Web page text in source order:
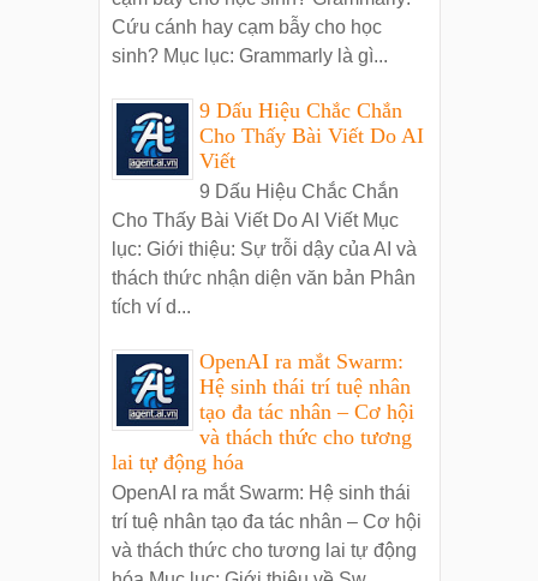
Cứu cánh hay cạm bẫy cho học
sinh? Mục lục: Grammarly là gì...
9 Dấu Hiệu Chắc Chắn
Cho Thấy Bài Viết Do AI
Viết
9 Dấu Hiệu Chắc Chắn
Cho Thấy Bài Viết Do AI Viết Mục
lục: Giới thiệu: Sự trỗi dậy của AI và
thách thức nhận diện văn bản Phân
tích ví d...
OpenAI ra mắt Swarm:
Hệ sinh thái trí tuệ nhân
tạo đa tác nhân – Cơ hội
và thách thức cho tương
lai tự động hóa
OpenAI ra mắt Swarm: Hệ sinh thái
trí tuệ nhân tạo đa tác nhân – Cơ hội
và thách thức cho tương lai tự động